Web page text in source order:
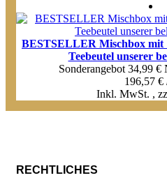
BESTSELLER Mischbox mit
Teebeutel unserer
Sonderangebot 34,99 €
196,57 €
Inkl. MwSt. ,
RECHTLICHES